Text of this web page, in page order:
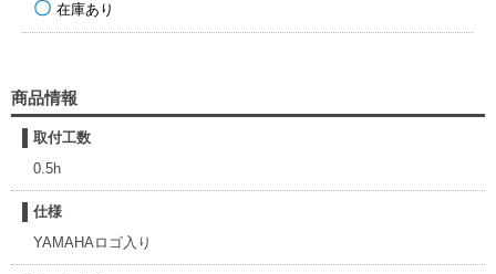
在庫あり
商品情報
取付工数
0.5h
仕様
YAMAHAロゴ入り